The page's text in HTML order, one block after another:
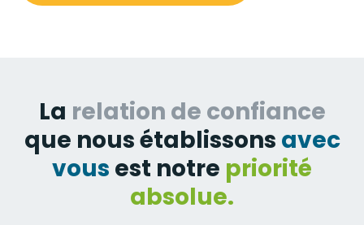
La relation de confiance
que nous établissons avec
vous est notre priorité
absolue.